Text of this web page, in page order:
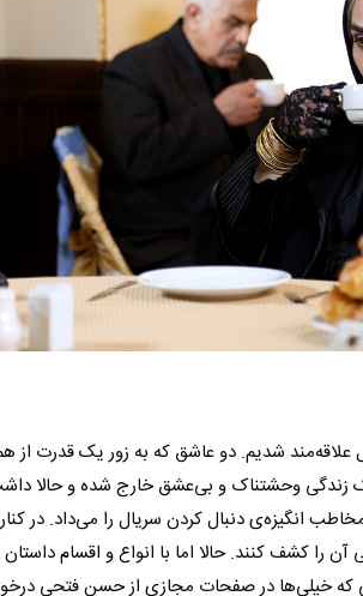
علاقه‌مند شدیم. دو عاشق که به زور یک قدرت از
یک زندگی وحشتناک و بی‌عشق خارج شده و حالا
انگیزه‌ی دنبال کردن سریال را می‌داد. در
کشف کنند. حالا اما با انواع و اقسام
که خیلی‌ها در صفحات مجازی از حسن فتحی